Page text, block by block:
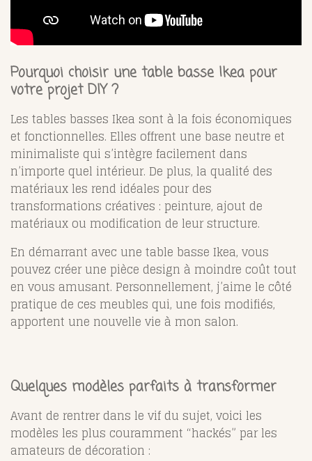
Pourquoi choisir une table basse Ikea pour
votre projet DIY ?
Les tables basses Ikea sont à la fois économiques
et fonctionnelles. Elles offrent une base neutre et
minimaliste qui s’intègre facilement dans
n’importe quel intérieur. De plus, la qualité des
matériaux les rend idéales pour des
transformations créatives : peinture, ajout de
matériaux ou modification de leur structure.
En démarrant avec une table basse Ikea, vous
pouvez créer une pièce design à moindre coût tout
en vous amusant. Personnellement, j’aime le côté
pratique de ces meubles qui, une fois modifiés,
apportent une nouvelle vie à mon salon.
Quelques modèles parfaits à transformer
Avant de rentrer dans le vif du sujet, voici les
modèles les plus couramment “hackés” par les
amateurs de décoration :